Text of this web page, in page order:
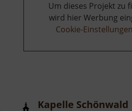
Um dieses Projekt zu
wird hier Werbung
Cookie-
Kapelle Schönwald